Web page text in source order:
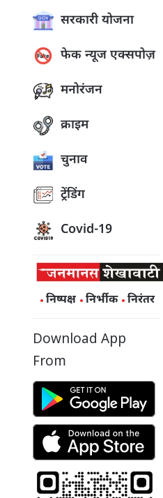
सरकारी योजना
फेक न्यूज एक्सपोज़
मनोरंजन
क्राइम
चुनाव
ट्रेंडिंग
Covid-19
निष्पक्ष निर्भीक निरंतर
Download App
From